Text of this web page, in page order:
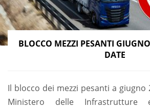
BLOCCO MEZZI PESANTI
DATE
Il blocco dei mezzi pesanti a giugno
Ministero delle